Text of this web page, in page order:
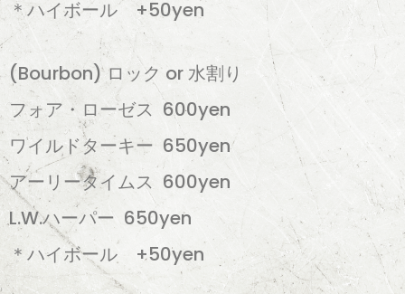
＊ハイボール +50yen
(Bourbon) ロック or 水割り
フォア・ローゼス 600yen
ワイルドターキー 650yen
アーリータイムス 600yen
L.W.ハーパー 650yen
＊ハイボール +50yen